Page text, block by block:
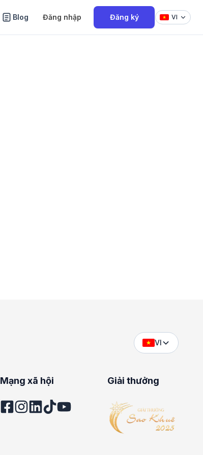
Blog Đăng nhập Đăng ký VI
VI
Mạng xã hội Giải thưởng